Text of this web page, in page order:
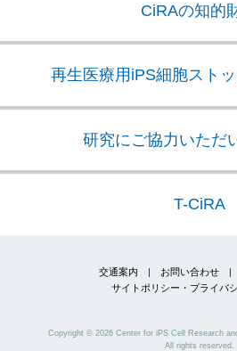
CiRAの知的
再生医療用iPS細胞スト
研究にご協力いただ
T-CiRA
交通案内 お問い合わせ
サイトポリシー・プライバ
Copyright © 2026 Center for iPS Cell Research
All rights reserved.